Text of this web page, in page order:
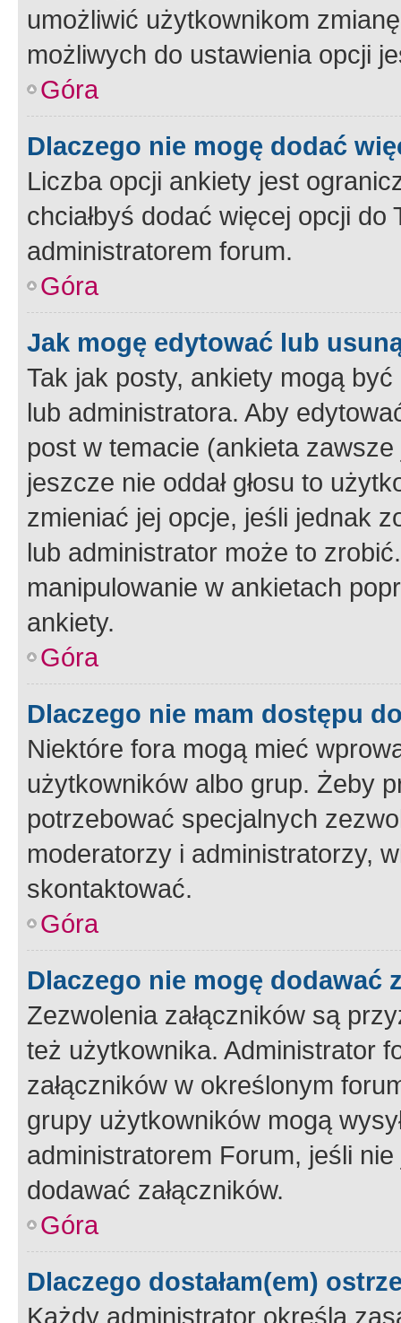
umożliwić użytkownikom
możliwych do ustawienia opcji
Góra
Dlaczego nie mogę dodać
Liczba opcji ankiety jest
chciałbyś dodać więcej opcji
administratorem forum.
Góra
Jak mogę edytować lub
Tak jak posty, ankiety mogą
lub administratora. Aby
post w temacie (ankieta
jeszcze nie oddał głosu to
zmieniać jej opcje, jeśli jednak
lub administrator może to
manipulowanie w ankietach
ankiety.
Góra
Dlaczego nie mam dostępu
Niektóre fora mogą mieć
użytkowników albo grup. Żeby
potrzebować specjalnych
moderatorzy i administratorzy,
skontaktować.
Góra
Dlaczego nie mogę dodawać
Zezwolenia załączników są
też użytkownika. Administrator
załączników w określonym
grupy użytkowników mogą
administratorem Forum, jeśli
dodawać załączników.
Góra
Dlaczego dostałam(em)
Każdy administrator określa